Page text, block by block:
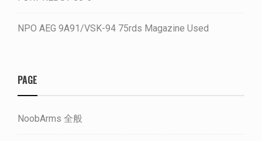
NPO AEG 9A91/VSK-94 75rds Magazine Used
PAGE
NoobArms 全般